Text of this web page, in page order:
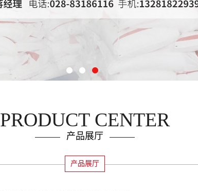
PRODUCT CENTER
产品展厅
产品展厅